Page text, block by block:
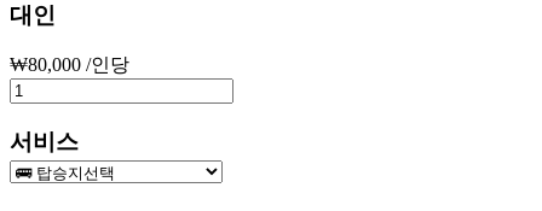
대인
₩80,000 /인당
서비스